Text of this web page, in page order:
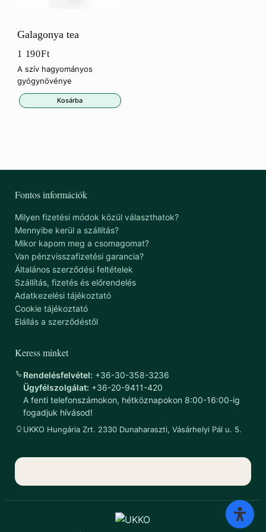
Galagonya tea
1 190Ft
A szív hagyományos
gyógynövénye
Kosárba
Fontos információk
Milyen fizetési módok közül választhatok?
Mennyibe kerül a szállítás?
Mikor kapom meg a csomagomat?
Van pénzvisszafizetési garancia?
Általános szerződési feltételek
Szállítás, fizetés és előrendelés
Adatkezelési tájékoztató
Cookie tájékoztató
Elállás a szerződéstől
Keress minket
Rendelésfelvétel: +36-30-358-3236
Ügyfélszolgálat: +36-20-9411-420
A fenti telefonszámokon, hétköznapokon 8:00-16:00-ig
fogadjuk hívásod!
UKKO Hungária Zrt. 2330 Dunaharaszti, Vásárhelyi Pál u. 5.